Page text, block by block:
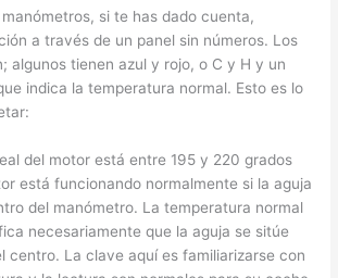
si te has dado cuenta,
a través de un panel sin números. Los
algunos tienen azul y rojo, o C y H y un
indica la temperatura normal. Esto es lo
del motor está entre 195 y 220 grados
está funcionando normalmente si la aguja
del manómetro. La temperatura normal
necesariamente que la aguja se sitúe
centro. La clave aquí es familiarizarse con